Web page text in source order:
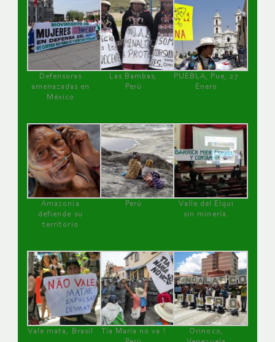
Defensoras
amenazadas en
México
Las Bambas,
Perú
PUEBLA, Pue, 27
Enero
Amazonía
defiende su
territorio
Perú
Valle del Elqui
sin minería.
Vale mata, Brasil
Tía María no va !
Orinoco,